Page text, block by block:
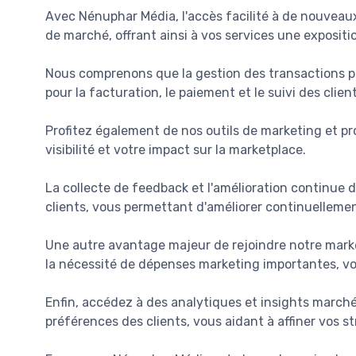
Avec Nénuphar Média, l'accès facilité à de
de marché, offrant ainsi à vos services une
Nous comprenons que la gestion des transactions
pour la facturation, le paiement et le suivi des
Profitez également de nos outils de marketing et
visibilité et votre impact sur la marketplace.
La collecte de feedback et l'amélioration continue
clients, vous permettant d'améliorer
Une autre avantage majeur de rejoindre notre
la nécessité de dépenses marketing importantes,
Enfin, accédez à des analytiques et insights
préférences des clients, vous aidant à affiner vos